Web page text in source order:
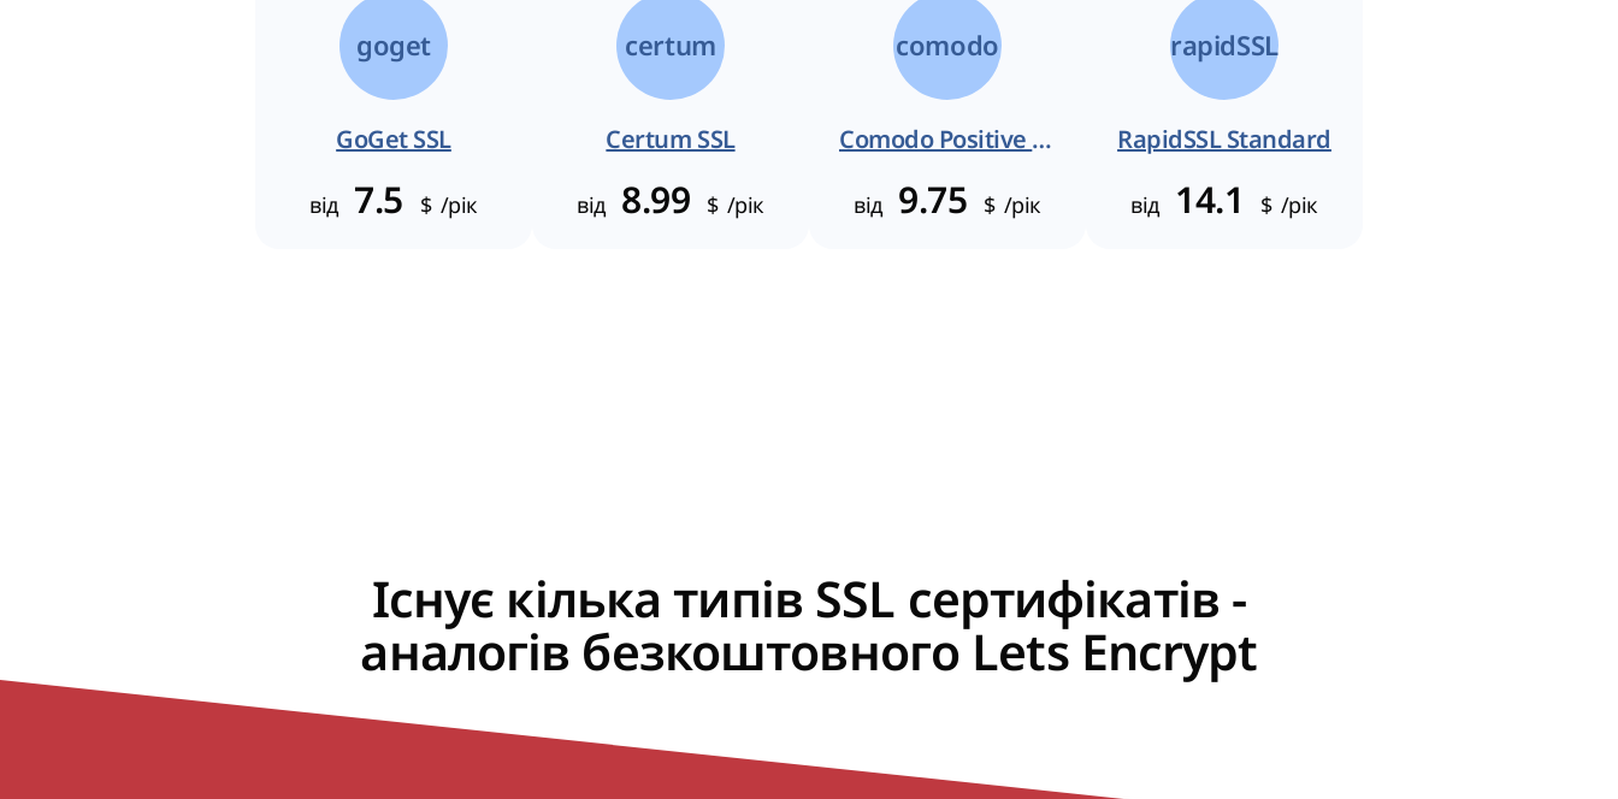
goget
GoGet SSL
від 7.5 $ /рік
certum
Certum SSL
від 8.99 $ /рік
comodo
Comodo Positive SSL
від 9.75 $ /рік
rapidSSL
RapidSSL Standard
від 14.1 $ /рік
Існує кілька типів SSL сертифікатів -
аналогів безкоштовного Lets Encrypt